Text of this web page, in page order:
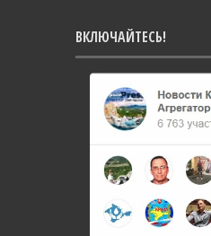
ВКЛЮЧАЙТЕСЬ!